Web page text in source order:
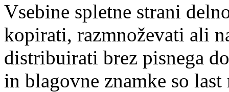
Vsebine spletne strani
kopirati, razmnoževati ali
distribuirati brez pisnega
in blagovne znamke so